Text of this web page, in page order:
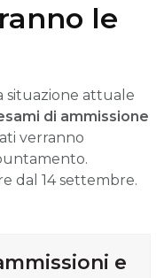
le
situazione attuale
di ammissione
verranno
dal 14 settembre.
e